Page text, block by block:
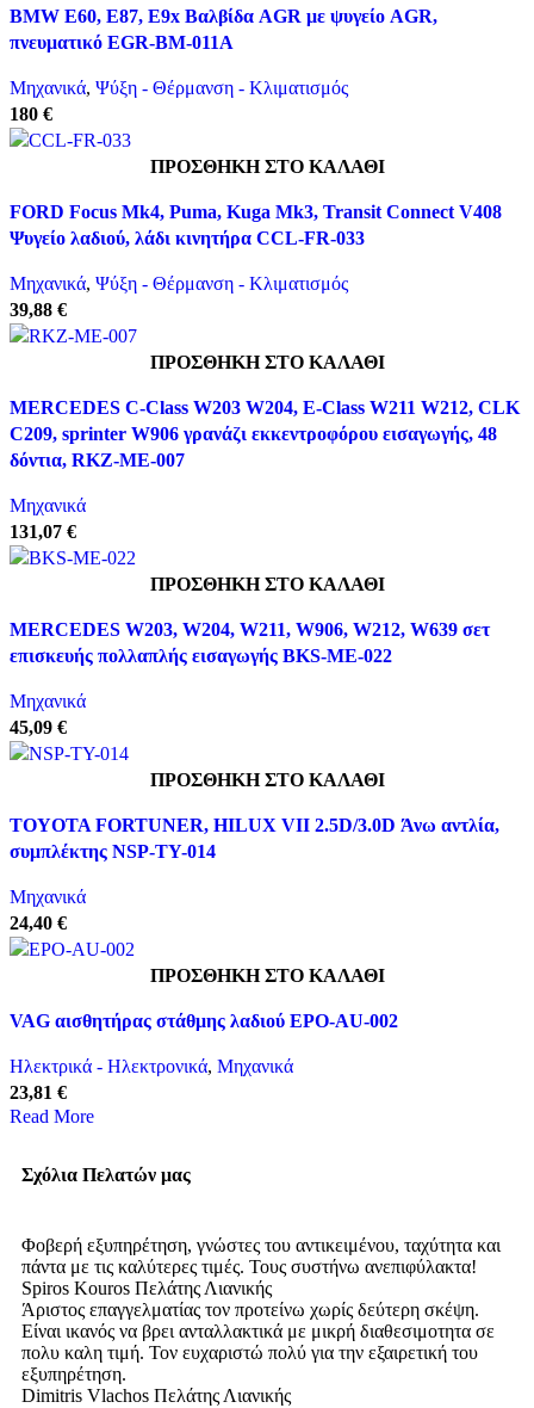
Προσθήκη στη λίστα επιθυμιών
BMW E60, E87, E9x Βαλβίδα AGR με ψυγείο AGR,
πνευματικό EGR-BM-011A
Μηχανικά, Ψύξη - Θέρμανση - Κλιματισμός
180 €
ΠΡΟΣΘΉΚΗ ΣΤΟ ΚΑΛΆΘΙ
Προσθήκη στη λίστα επιθυμιών
FORD Focus Mk4, Puma, Kuga Mk3, Transit Connect V408
Ψυγείο λαδιού, λάδι κινητήρα CCL-FR-033
Μηχανικά, Ψύξη - Θέρμανση - Κλιματισμός
39,88 €
ΠΡΟΣΘΉΚΗ ΣΤΟ ΚΑΛΆΘΙ
Προσθήκη στη λίστα επιθυμιών
MERCEDES C-Class W203 W204, E-Class W211 W212, CLK
C209, sprinter W906 γρανάζι εκκεντροφόρου εισαγωγής, 48
δόντια, RKZ-ME-007
Μηχανικά
131,07 €
ΠΡΟΣΘΉΚΗ ΣΤΟ ΚΑΛΆΘΙ
Προσθήκη στη λίστα επιθυμιών
MERCEDES W203, W204, W211, W906, W212, W639 σετ
επισκευής πολλαπλής εισαγωγής BKS-ME-022
Μηχανικά
45,09 €
ΠΡΟΣΘΉΚΗ ΣΤΟ ΚΑΛΆΘΙ
Προσθήκη στη λίστα επιθυμιών
TOYOTA FORTUNER, HILUX VII 2.5D/3.0D Άνω αντλία,
συμπλέκτης NSP-TY-014
Μηχανικά
24,40 €
ΠΡΟΣΘΉΚΗ ΣΤΟ ΚΑΛΆΘΙ
Προσθήκη στη λίστα επιθυμιών
VAG αισθητήρας στάθμης λαδιού EPO-AU-002
Ηλεκτρικά - Ηλεκτρονικά, Μηχανικά
23,81 €
Read More
Σχόλια Πελατών μας
Φοβερή εξυπηρέτηση, γνώστες του αντικειμένου, ταχύτητα και
πάντα με τις καλύτερες τιμές. Τους συστήνω ανεπιφύλακτα!
Spiros Kouros Πελάτης Λιανικής
Άριστος επαγγελματίας τον προτείνω χωρίς δεύτερη σκέψη.
Είναι ικανός να βρει ανταλλακτικά με μικρή διαθεσιμοτητα σε
πολυ καλη τιμή. Τον ευχαριστώ πολύ για την εξαιρετική του
εξυπηρέτηση.
Dimitris Vlachos Πελάτης Λιανικής